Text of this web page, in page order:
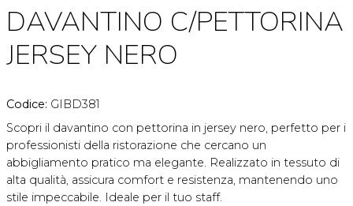
DAVANTINO C/PETTORINA
JERSEY NERO
Codice: GIBD381
Scopri il davantino con pettorina in jersey nero, perfetto per i
professionisti della ristorazione che cercano un
abbigliamento pratico ma elegante. Realizzato in tessuto di
alta qualità, assicura comfort e resistenza, mantenendo uno
stile impeccabile. Ideale per il tuo staff.